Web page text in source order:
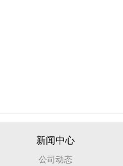
新闻中心
公司动态